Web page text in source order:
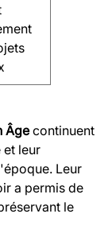
Âgecontinuent
leur
Leur
a permis de
le